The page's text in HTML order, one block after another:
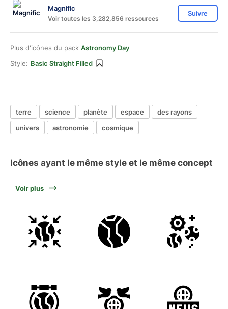
Magnific
Voir toutes les 3,282,856 ressources
Suivre
Plus d'icônes du pack Astronomy Day
Style: Basic Straight Filled
terre science planète espace
des rayons
univers
astronomie cosmique
Icônes ayant le même style et le même concept
Voir plus